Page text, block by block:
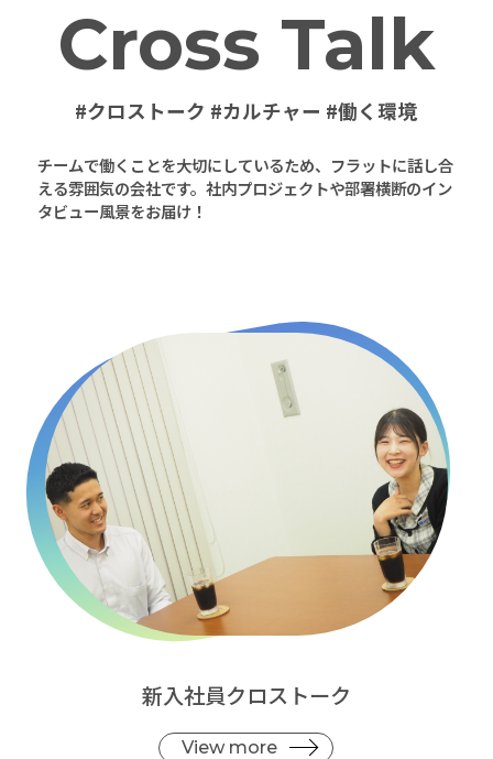
Cross Talk
#クロストーク #カルチャー #働く環境
チームで働くことを大切にしているため、フラットに話し合
える雰囲気の会社です。社内プロジェクトや部署横断のイン
タビュー風景をお届け！
新入社員クロストーク
View more